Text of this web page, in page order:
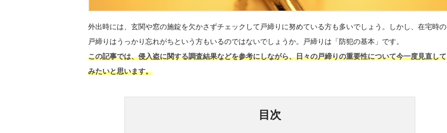
外出時には、玄関や窓の施錠を欠かさずチェックして戸締りに努めている方も多いでしょう。しかし、在宅時の
戸締りはうっかり忘れがちという方もいるのではないでしょうか。戸締りは「防犯の基本」です。
この記事では、侵入盗に関する調査結果などを参考にしながら、日々の戸締りの重要性について今一度見直して
みたいと思います。
目次